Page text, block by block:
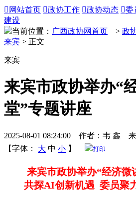
 网站首页 政协工作 政协动态 委
建设
当前位置： 广西政协网首页 > 政
来宾 > 正文
来宾
来宾市政协举办“
堂”专题讲座
2025-08-01 08:24:00 作者：韦 鑫
【字体：
大 中 小 】 打印
来宾市政协举办“经济微
共探AI创新机遇 委员聚